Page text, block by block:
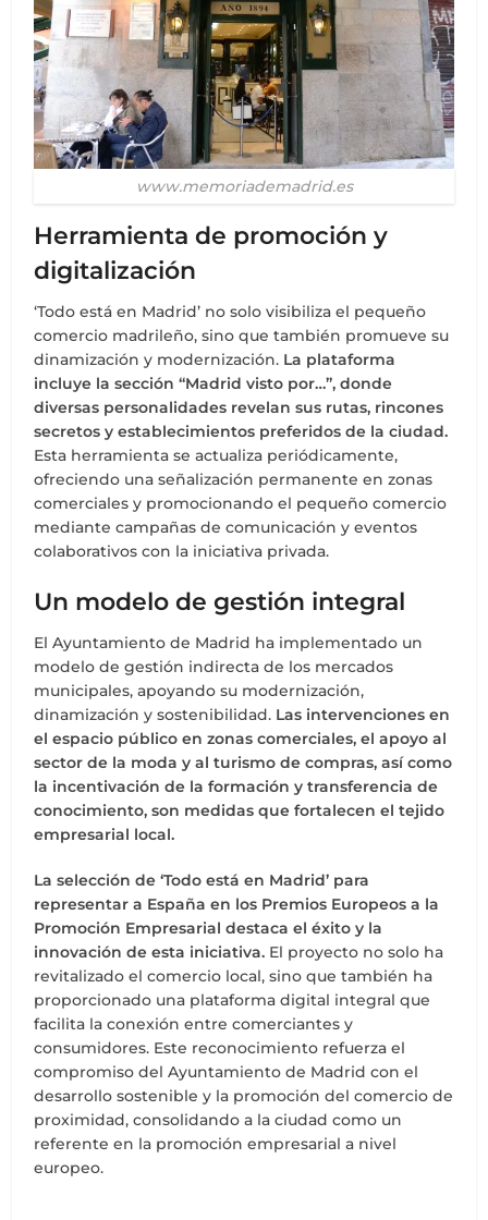
www.memoriademadrid.es
Herramienta de promoción y
digitalización
‘Todo está en Madrid’ no solo visibiliza el pequeño
comercio madrileño, sino que también promueve su
dinamización y modernización. La plataforma
incluye la sección “Madrid visto por…”, donde
diversas personalidades revelan sus rutas, rincones
secretos y establecimientos preferidos de la ciudad.
Esta herramienta se actualiza periódicamente,
ofreciendo una señalización permanente en zonas
comerciales y promocionando el pequeño comercio
mediante campañas de comunicación y eventos
colaborativos con la iniciativa privada.
Un modelo de gestión integral
El Ayuntamiento de Madrid ha implementado un
modelo de gestión indirecta de los mercados
municipales, apoyando su modernización,
dinamización y sostenibilidad. Las intervenciones en
el espacio público en zonas comerciales, el apoyo al
sector de la moda y al turismo de compras, así como
la incentivación de la formación y transferencia de
conocimiento, son medidas que fortalecen el tejido
empresarial local.
La selección de ‘Todo está en Madrid’ para
representar a España en los Premios Europeos a la
Promoción Empresarial destaca el éxito y la
innovación de esta iniciativa. El proyecto no solo ha
revitalizado el comercio local, sino que también ha
proporcionado una plataforma digital integral que
facilita la conexión entre comerciantes y
consumidores. Este reconocimiento refuerza el
compromiso del Ayuntamiento de Madrid con el
desarrollo sostenible y la promoción del comercio de
proximidad, consolidando a la ciudad como un
referente en la promoción empresarial a nivel
europeo.